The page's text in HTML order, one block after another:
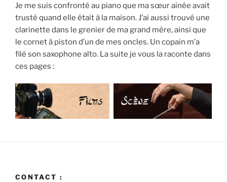
Je me suis confronté au piano que ma sœur ainée avait
trusté quand elle était à la maison. J’ai aussi trouvé une
clarinette dans le grenier de ma grand mère, ainsi que
le cornet à piston d’un de mes oncles. Un copain m’a
filé son saxophone alto. La suite je vous la raconte dans
ces pages :
CONTACT :